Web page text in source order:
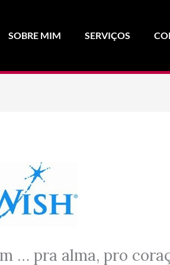
SOBRE MIM SERVIÇOS
… pra alma, pro